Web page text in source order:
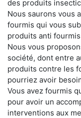
des produits
Nous saurons vous
fourmis qui vous
produits anti
Nous vous
société, dont entre
produits contre les
pourriez avoir
Vous avez fourmis
pour avoir un
interventions aux